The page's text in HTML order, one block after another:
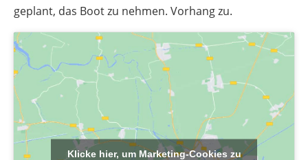
geplant, das Boot zu nehmen. Vorhang zu.
Klicke hier, um Marketing-Cookies zu